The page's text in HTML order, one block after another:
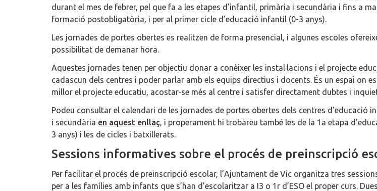
durant el mes de febrer, pel que fa a les etapes d’infantil, primària i secundària i fins a
formació postobligatòria, i per al primer cicle d’educació infantil (0-3 anys).
Les jornades de portes obertes es realitzen de forma presencial, i algunes escoles
possibilitat de demanar hora.
Aquestes jornades tenen per objectiu donar a conèixer les instal·lacions i el projecte
cadascun dels centres i poder parlar amb els equips directius i docents. És un espai on
millor el projecte educatiu, acostar-se més al centre i satisfer directament dubtes i
Podeu consultar el calendari de les jornades de portes obertes dels centres d’educació
i secundària en aquest enllaç, i properament hi trobareu també les de la 1a etapa
3 anys) i les de cicles i batxillerats.
Sessions informatives sobre el procés de preinscripció
Per facilitar el procés de preinscripció escolar, l’Ajuntament de Vic organitza tres
per a les famílies amb infants que s’han d’escolaritzar a I3 o 1r d’ESO el proper curs.